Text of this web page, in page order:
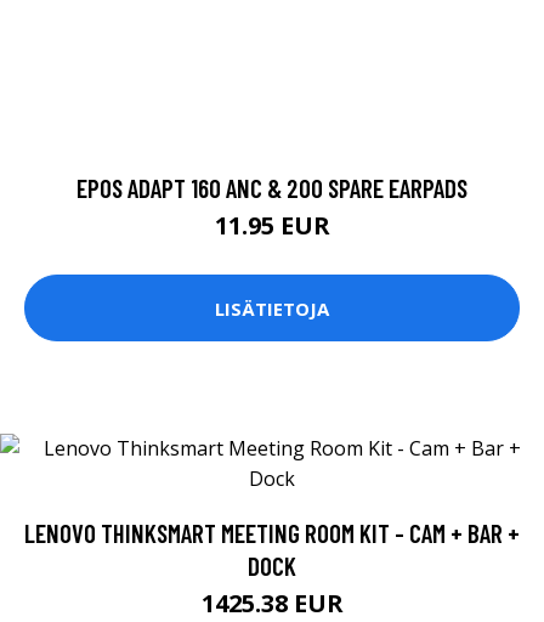
EPOS ADAPT 160 ANC & 200 SPARE EARPADS
11.95 EUR
LISÄTIETOJA
LENOVO THINKSMART MEETING ROOM KIT - CAM + BAR +
DOCK
1425.38 EUR